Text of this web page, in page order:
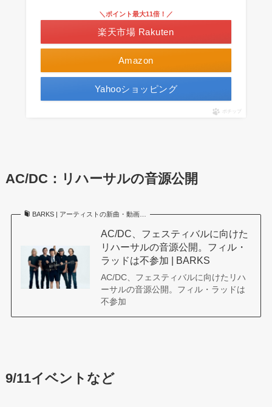
Amazon
＼ポイント最大11倍！／
楽天市場 Rakuten
Yahooショッピング
ポチップ
AC/DC：リハーサルの音源公開
BARKS | アーティストの新曲・動画…
AC/DC、フェスティバルに向けた
リハーサルの音源公開。フィル・
ラッドは不参加 | BARKS
AC/DC、フェスティバルに向けたリハ
ーサルの音源公開。フィル・ラッドは
不参加
9/11イベントなど